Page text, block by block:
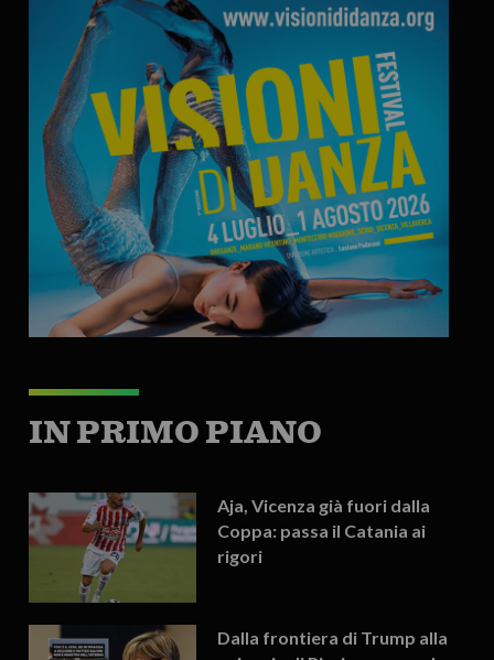
IN PRIMO PIANO
Aja, Vicenza già fuori dalla
Coppa: passa il Catania ai
rigori
Dalla frontiera di Trump alla